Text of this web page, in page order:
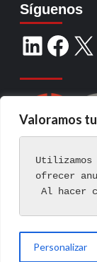
Valoramos
Utilizamos
ofrecer
Al hacer
Personalizar
Síguenos